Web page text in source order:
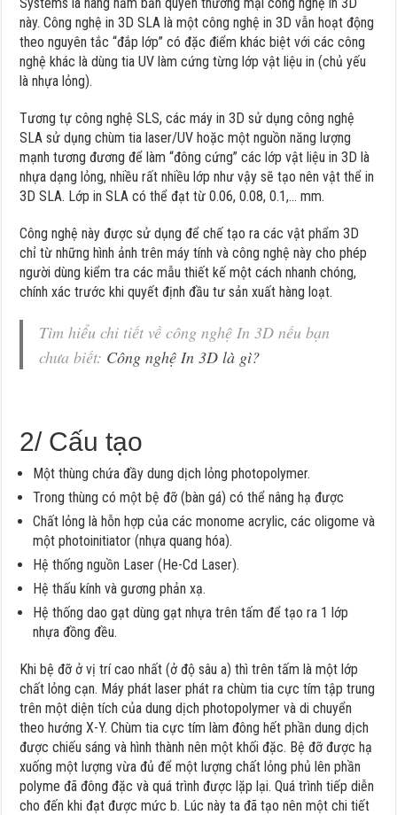
này. Công nghệ in 3D SLA là một công nghệ in 3D vẫn hoạt động
theo nguyên tắc “đắp lớp” có đặc điểm khác biệt với các công
nghệ khác là dùng tia UV làm cứng từng lớp vật liệu in (chủ yếu
là nhựa lỏng).
Tương tự công nghệ SLS, các máy in 3D sử dụng công nghệ
SLA sử dụng chùm tia laser/UV hoặc một nguồn năng lượng
mạnh tương đương để làm “đông cứng” các lớp vật liệu in 3D là
nhựa dạng lỏng, nhiều rất nhiều lớp như vậy sẽ tạo nên vật thể in
3D SLA. Lớp in SLA có thể đạt từ 0.06, 0.08, 0.1,… mm.
Công nghệ này được sử dụng để chế tạo ra các vật phẩm 3D
chỉ từ những hình ảnh trên máy tính và công nghệ này cho phép
người dùng kiểm tra các mẫu thiết kế một cách nhanh chóng,
chính xác trước khi quyết định đầu tư sản xuất hàng loạt.
Tìm hiểu chi tiết về công nghệ In 3D nếu bạn
chưa biết: Công nghệ In 3D là gì?
2/ Cấu tạo
Một thùng chứa đầy dung dịch lỏng photopolymer.
Trong thùng có một bệ đỡ (bàn gá) có thể nâng hạ được
Chất lỏng là hỗn hợp của các monome acrylic, các oligome và
một photoinitiator (nhựa quang hóa).
Hệ thống nguồn Laser (He-Cd Laser).
Hệ thấu kính và gương phản xạ.
Hệ thống dao gạt dùng gạt nhựa trên tấm để tạo ra 1 lớp
nhựa đồng đều.
Khi bệ đỡ ở vị trí cao nhất (ở độ sâu a) thì trên tấm là một lớp
chất lỏng cạn. Máy phát laser phát ra chùm tia cực tím tập trung
trên một diện tích của dung dịch photopolymer và di chuyển
theo hướng X-Y. Chùm tia cực tím làm đông hết phần dung dịch
được chiếu sáng và hình thành nên một khối đặc. Bệ đỡ được hạ
xuống một lượng vừa đủ để một lượng chất lỏng phủ lên phần
polyme đã đông đặc và quá trình được lặp lại. Quá trình tiếp diễn
cho đến khi đạt được mức b. Lúc này ta đã tạo nên một chi tiết